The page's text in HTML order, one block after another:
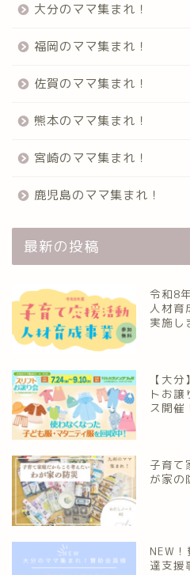
大分のママ集まれ！
福岡のママ集まれ！
佐賀のママ集まれ！
熊本のママ集まれ！
宮崎のママ集まれ！
鹿児島のママ集まれ！
最新の投稿
令和8
人材
実施し
【大
トお譲
ス開催
子育て
が家の
NEW
達支援